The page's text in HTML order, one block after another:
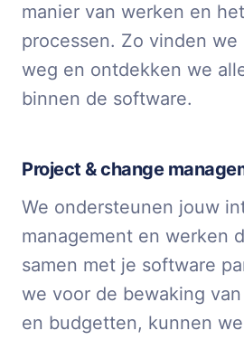
manier van werken en
processen. Zo vinden we
weg en ontdekken we
binnen de software.
Project & change
We ondersteunen jouw
management en werken
samen met je software
we voor de bewaking
en budgetten, kunnen